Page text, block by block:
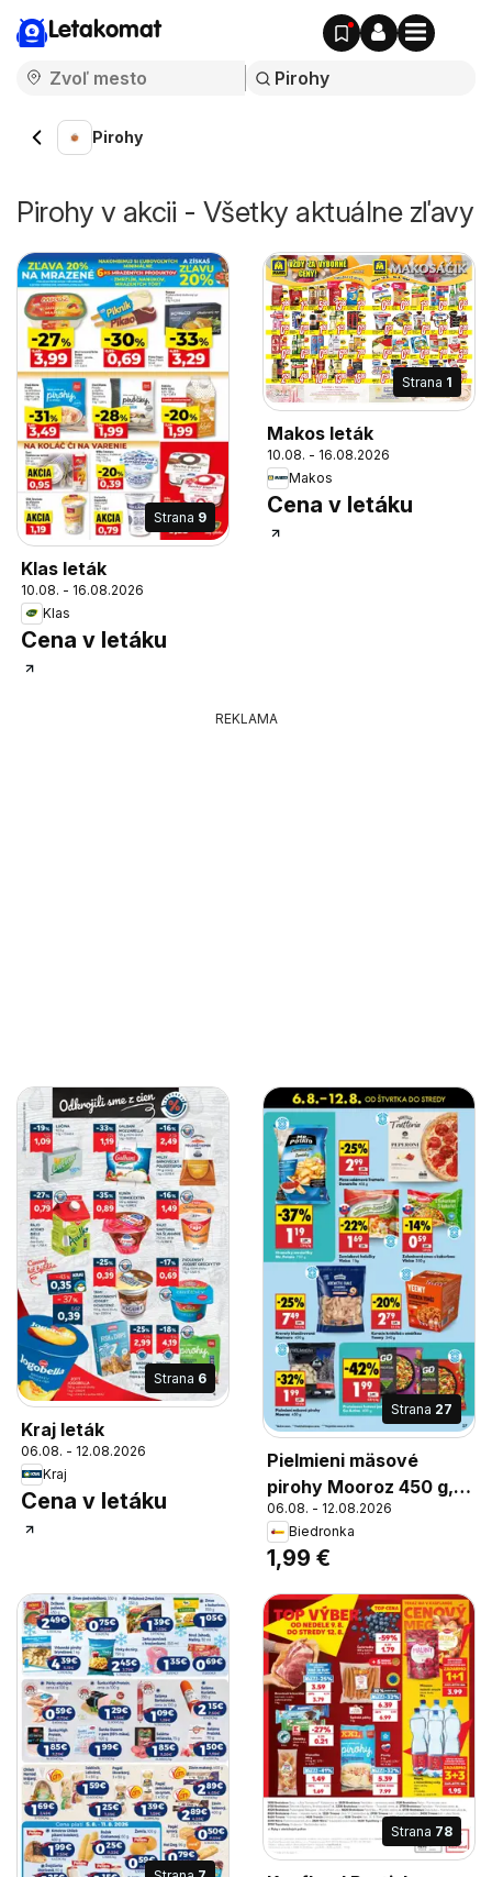
Letakomat
Pirohy
Pirohy v akcii - Všetky aktuálne zľavy
Strana 9
Klas leták
10.08. - 16.08.2026
Klas
Cena v letáku
Strana 1
Makos leták
10.08. - 16.08.2026
Makos
Cena v letáku
REKLAMA
Strana 6
Kraj leták
06.08. - 12.08.2026
Kraj
Cena v letáku
Strana 27
Pielmieni mäsové
pirohy Mooroz 450 g,
Pielmieni mäsové
pirohy
06.08. - 12.08.2026
Biedronka
1,99 €
Strana 78